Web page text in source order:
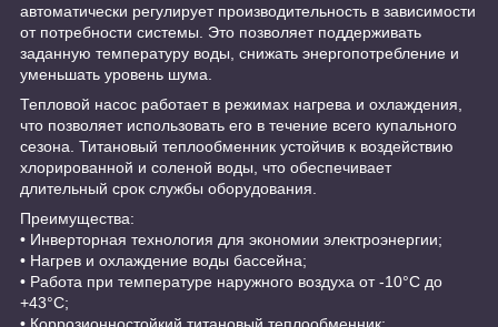
автоматически регулирует производительность в зависимости
от потребности системы. Это позволяет поддерживать
заданную температуру воды, снижать энергопотребление и
уменьшать уровень шума.
Тепловой насос работает в режимах нагрева и охлаждения,
что позволяет использовать его в течение всего купального
сезона. Титановый теплообменник устойчив к воздействию
хлорированной и соленой воды, что обеспечивает
длительный срок службы оборудования.
Преимущества:
• Инверторная технология для экономии электроэнергии;
• Нагрев и охлаждение воды бассейна;
• Работа при температуре наружного воздуха от -10°C до
+43°C;
• Коррозионностойкий титановый теплообменник;